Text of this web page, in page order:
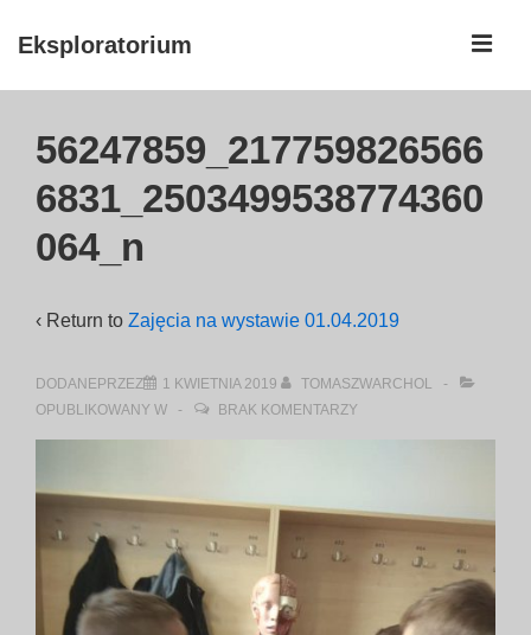
Skip
Content
Eksploratorium
nawigacja
56247859_217759826566
6831_2503499538774360
064_n
‹ Return to Zajęcia na wystawie 01.04.2019
DODANEPRZEZ 1 KWIETNIA 2019
TOMASZWARCHOL
OPUBLIKOWANY W
BRAK KOMENTARZY